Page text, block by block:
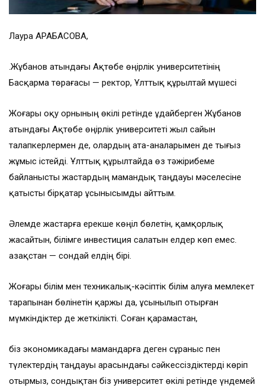
Лаура ҚАРАБАСОВА,
Қ.Жұбанов атындағы Ақтөбе өңірлік университетінің
Басқарма төрағасы — ректор, Ұлттық құрылтай мүшесі
Жоғары оқу орнының өкілі ретінде Құдайберген Жұбанов
атындағы Ақтөбе өңірлік университеті жыл сайын
талапкерлермен де, олардың ата-аналарымен де тығыз
жұмыс істейді. Ұлттық құрылтайда өз тәжірибеме
байланысты жастардың мамандық таңдауы мәселесіне
қатысты бірқатар ұсынысымды айттым.
Әлемде жастарға ерекше көңіл бөлетін, қамқорлық
жасайтын, білімге инвестиция салатын елдер көп емес.
Қазақстан — сондай елдің бірі.
Жоғары білім мен техникалық-кәсіптік білім алуға мемлекет
тарапынан бөлінетін қаржы да, ұсынылып отырған
мүмкіндіктер де жеткілікті. Соған қарамастан,
біз экономикадағы мамандарға деген сұраныс пен
түлектердің таңдауы арасындағы сәйкессіздіктерді көріп
отырмыз, сондықтан біз университет өкілі ретінде үндемей